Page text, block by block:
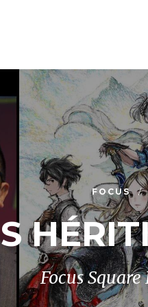
FOCUS
Focus